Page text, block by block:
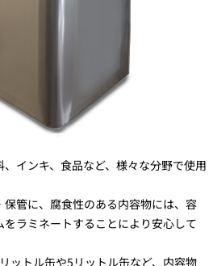
インキ、食品など、様々な分野で使用
管に、腐食性のある内容物には、容
ラミネートすることにより安心して
ットル缶や5リットル缶など、内容物